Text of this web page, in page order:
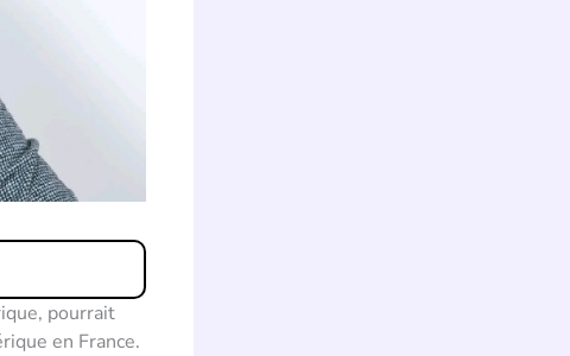
pourrait
en France.